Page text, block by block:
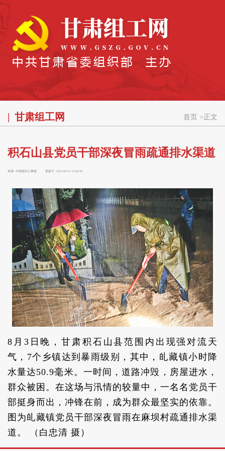
甘肃组工网 首页 > 正文
积石山县党员干部深夜冒雨疏通排水渠道
来源: 中国组织人事报 更新于: 2025-09-15 13:45:58
8月3日晚，甘肃积石山县范围内出现强对流天
气，7个乡镇达到暴雨级别，其中，癿藏镇小时降
水量达50.9毫米。一时间，道路冲毁，房屋进水，
群众被困。在这场与汛情的较量中，一名名党员干
部挺身而出，冲锋在前，成为群众最坚实的依靠。
图为癿藏镇党员干部深夜冒雨在麻坝村疏通排水渠
道。 （白忠清 摄）